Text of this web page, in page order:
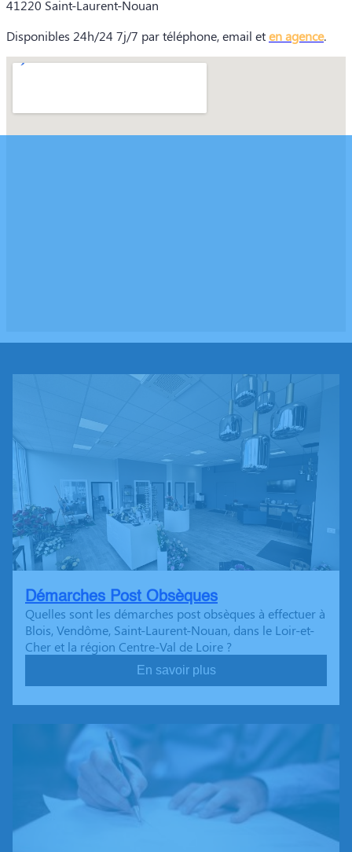
41220 Saint-Laurent-Nouan
Disponibles 24h/24 7j/7 par téléphone, email eten agence.
Démarches Post Obsèques
Quelles sont les démarches post obsèques à effectuer à
Blois, Vendôme, Saint-Laurent-Nouan, dans le Loir-et-
Cher et la région Centre-Val de Loire ?
En savoir plus